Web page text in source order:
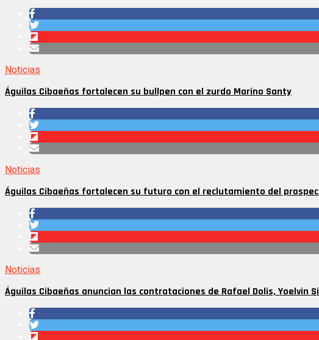
Noticias
Águilas Cibaeñas fortalecen su bullpen con el zurdo Marino Santy
Noticias
Águilas Cibaeñas fortalecen su futuro con el reclutamiento del
Noticias
Águilas Cibaeñas anuncian las contrataciones de Rafael Dolis, Yoelvin